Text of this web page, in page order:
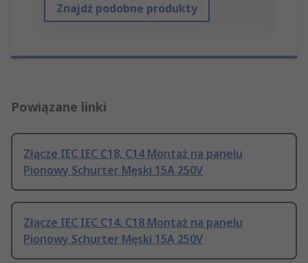
Znajdź podobne produkty
Powiązane linki
Złącze IEC IEC C18, C14 Montaż na panelu
Pionowy Schurter Męski 15A 250V
Złącze IEC IEC C14, C18 Montaż na panelu
Pionowy Schurter Męski 15A 250V